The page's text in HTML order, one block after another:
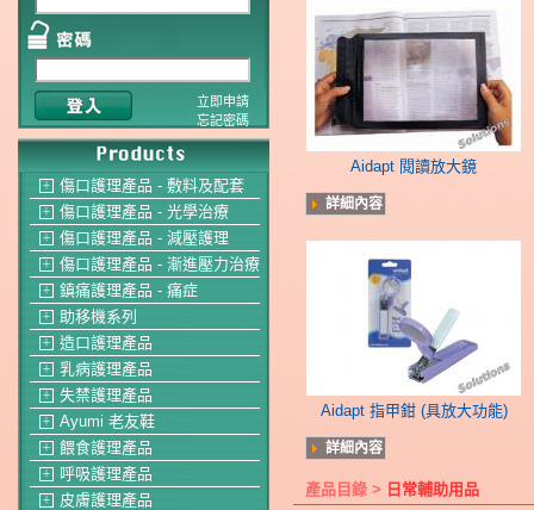
立即申請
忘記密碼
＋ 傷口護理產品 - 敷料及配套
＋ 傷口護理產品 - 光學治療
＋ 傷口護理產品 - 減壓護理
＋ 傷口護理產品 - 漸進壓力治療
＋ 鎮痛護理產品 - 痛症
＋ 助移機系列
＋ 造口護理產品
＋ 乳病護理產品
＋ 失禁護理產品
＋ Ayumi 老友鞋
＋ 餵食護理產品
＋ 呼吸護理產品
＋ 皮膚護理產品
Aidapt 閱讀放大鏡
詳細內容
Aidapt 指甲鉗 (具放大功能)
詳細內容
產品目錄 > 日常輔助用品